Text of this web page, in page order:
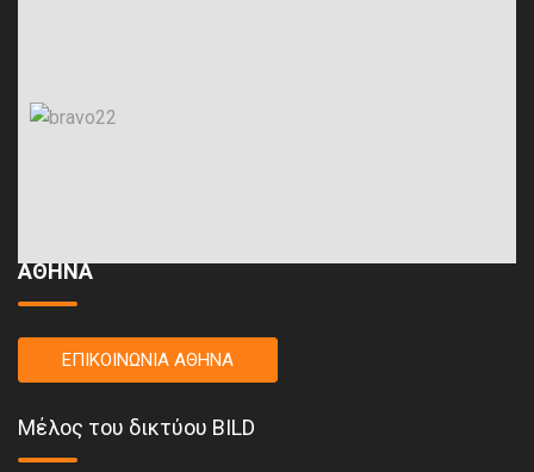
ΑΘΗΝΑ
ΕΠΙΚΟΙΝΩΝΙΑ ΑΘΗΝΑ
Μέλος του δικτύου BILD